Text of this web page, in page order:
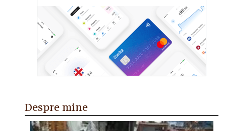
Despre mine